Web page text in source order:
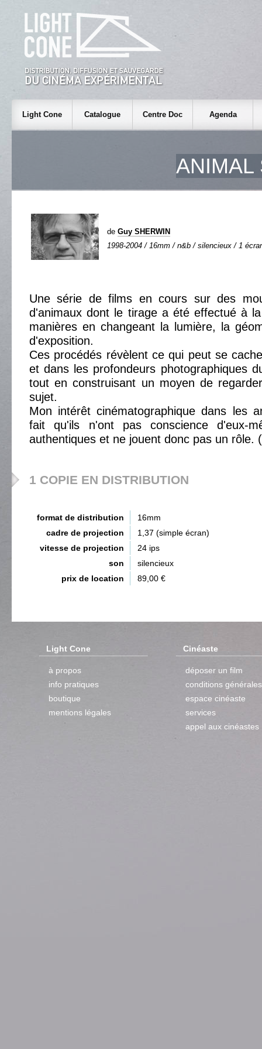
Light Cone Catalogue Centre Doc Agenda
ANIMAL
de Guy SHERWIN
1998-2004 / 16mm / n&b / silencieux / 1
Une série de films en cours sur des
d'animaux dont le tirage a été effectué à
manières en changeant la lumière, la
d'exposition.
Ces procédés révèlent ce qui peut se
et dans les profondeurs photographiques
tout en construisant un moyen de
sujet.
Mon intérêt cinématographique dans les
fait qu'ils n'ont pas conscience d'eux-
authentiques et ne jouent donc pas un rôle.
1 COPIE EN DISTRIBUTION
format de distribution
16mm
cadre de projection
1,37 (simple écran)
vitesse de projection
24 ips
son
silencieux
prix de location
89,00 €
Light Cone
à propos
info pratiques
boutique
mentions légales
Cinéaste
déposer un film
conditions générales
espace cinéaste
services
appel aux cinéastes